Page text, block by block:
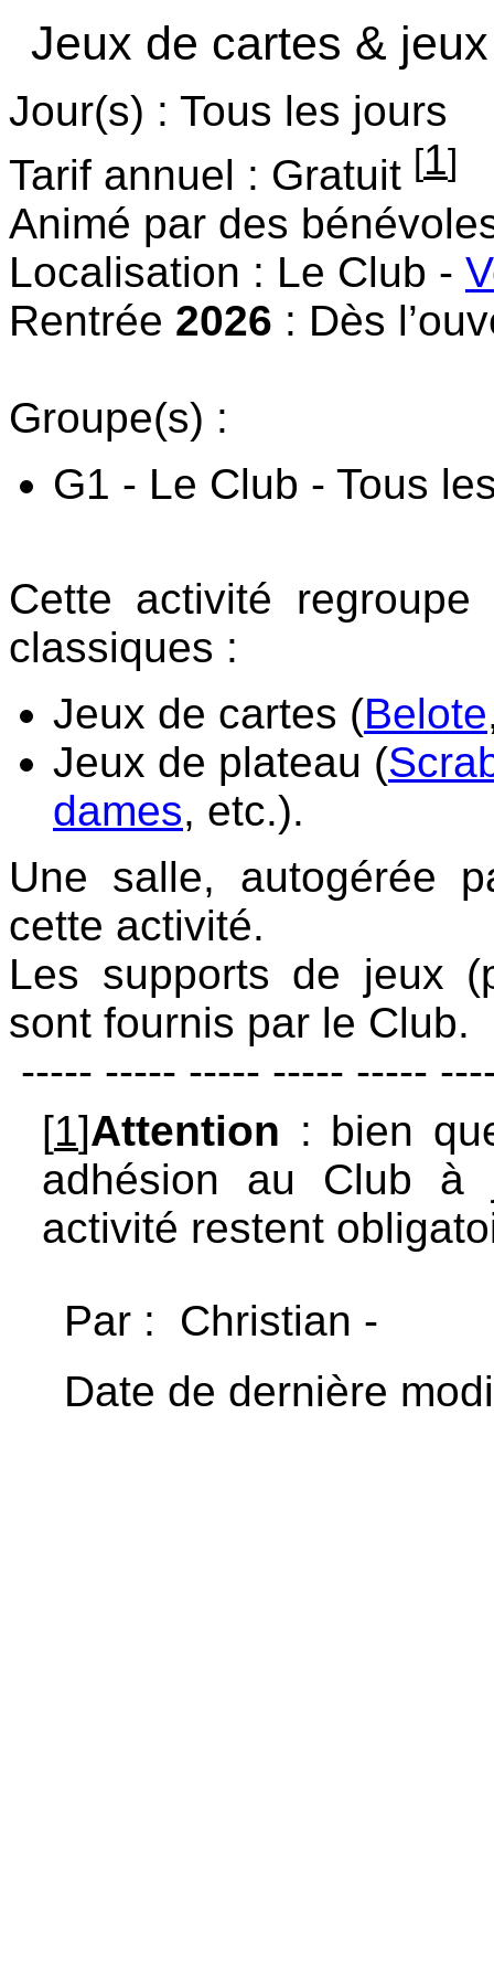
Jeux de cartes &
Jour(s) : Tous les jours
Tarif annuel : Gratuit [1]
Animé par des
Localisation : Le Club -
Rentrée 2026 : Dès
Groupe(s) :
G1 - Le Club - Tous
Cette activité
classiques :
Jeux de cartes (Belote
Jeux de plateau (
dames, etc.).
Une salle, autogérée
cette activité.
Les supports de jeux
sont fournis par le Club.
----- ----- ----- ----- -----
[1]Attention : bien
adhésion au Club à
activité restent
Par : Christian -
Date de dernière